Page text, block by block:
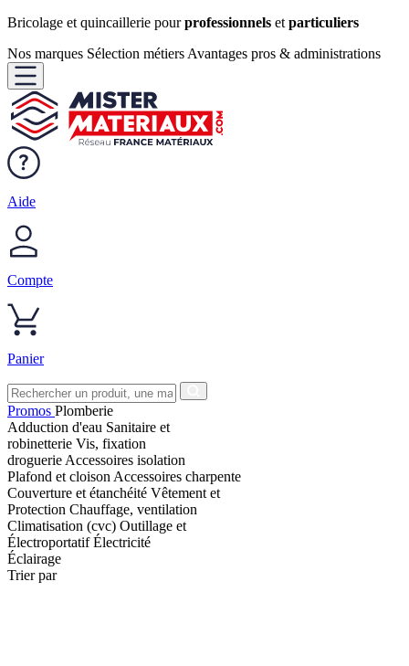
Bricolage et quincaillerie pourprofessionnels et particuliers
Nos marques Sélection métiers Avantages pros & administrations
Aide
Compte
Panier
Promos Plomberie
Adduction d'eau Sanitaire et
robinetterie Vis, fixation
droguerie Accessoires isolation
Plafond et cloison Accessoires charpente
Couverture et étanchéité Vêtement et
Protection Chauffage, ventilation
Climatisation (cvc) Outillage et
ÉlectroportatifÉlectricité
Éclairage
Trier par